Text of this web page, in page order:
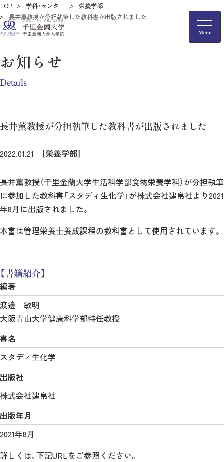
TOP 学科・センター
栄養学部
長井薫教授が分担執筆した教科書が出版されました
お知らせ
Details
長井薫教授が分担執筆した教科書が出版されました
2022.01.21 ［栄養学部］
長井薫教授（千里金蘭大学生活科学部食物栄養学科）が分担執筆
に参加した教科書「スタディ生化学」が株式会社建帛社より2021
年8月に出版されました。
本書は管理栄養士養成課程の教科書として使用されています。
【書籍紹介】
編著
渡邊 敏明
大阪青山大学健康科学部特任教授
書名
スタディ生化学
出版社
株式会社建帛社
出版年月
2021年8月
詳しくは、下記URLをご参照ください。